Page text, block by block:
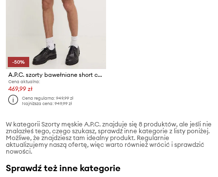
-50%
A.P.C. szorty bawełniane short crew
Cena aktualna:
469,99 zł
Cena regularna:949,99 zł
Najniższa cena:949,99 zł
W kategorii Szorty męskie A.P.C. znajduje się 8 produktów, ale jeśli nie
znalazłeś tego, czego szukasz, sprawdź inne kategorie z listy poniżej.
Możliwe, że znajdziesz tam idealny produkt. Regularnie
aktualizujemy naszą ofertę, więc warto również wrócić i sprawdzić
nowości.
Sprawdź też inne kategorie